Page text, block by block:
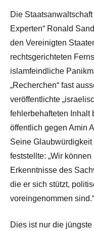
Die
Experten“ Ronald
den Vereinigten
rechtsgerichteten
islamfeindliche
„Recherchen“ fast
veröffentlichte
fehlerbehafteten Inhalt
öffentlich gegen Amin
Seine
feststellte: „Wir
Erkenntnisse des
die er sich stützt,
voreingenommen sind.“
Dies ist nur die